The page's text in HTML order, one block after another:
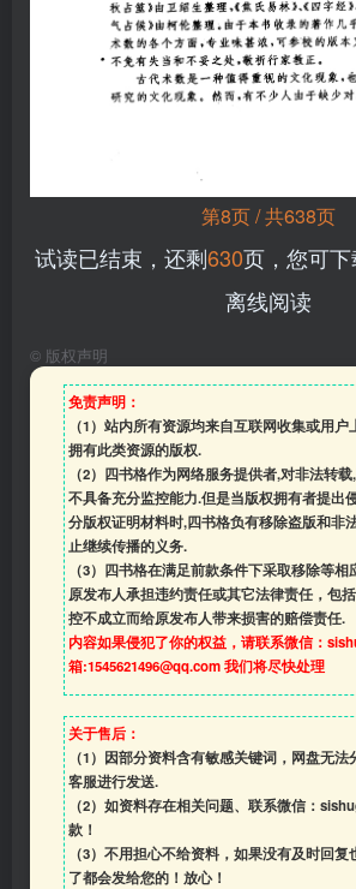
第8页 / 共638页
试读已结束，还剩630页，您可
离线阅读
© 版权声明
免责声明：
（1）站内所有资源均来自互联网收集或用
拥有此类资源的版权.
（2）四书格作为网络服务提供者,对非法转
不具备充分监控能力.但是当版权拥有者提出
分版权证明材料时,四书格负有移除盗版和非
止继续传播的义务.
（3）四书格在满足前款条件下采取移除等
原发布人承担违约责任或其它法律责任，包
控不成立而给原发布人带来损害的赔偿责任.
内容如果侵犯了你的权益，请联系微信：
箱:1545621496@qq.com 我们将尽快处理
关于售后：
（1）因部分资料含有敏感关键词，网盘无
客服进行发送.
（2）如资料存在相关问题、联系微信：
款！
（3） 不用担心不给资料，如果没有及时回复
了都会发给您的！放心！